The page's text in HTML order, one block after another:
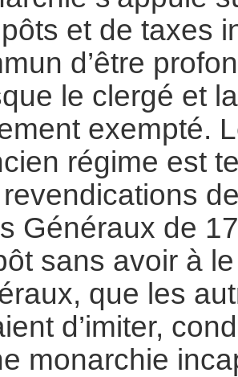
et de taxes
d’être
le clergé et
exempté.
régime est
Généraux de
sans avoir à
que les
d’imiter,
monarchie